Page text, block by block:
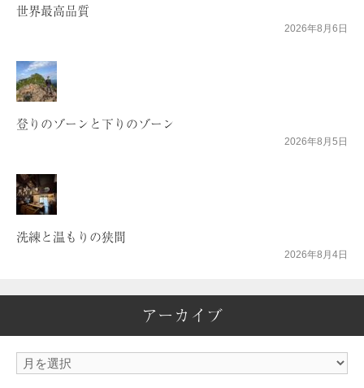
世界最高品質
2026年8月6日
登りのゾーンと下りのゾーン
2026年8月5日
洗練と温もりの狭間
2026年8月4日
アーカイブ
ア